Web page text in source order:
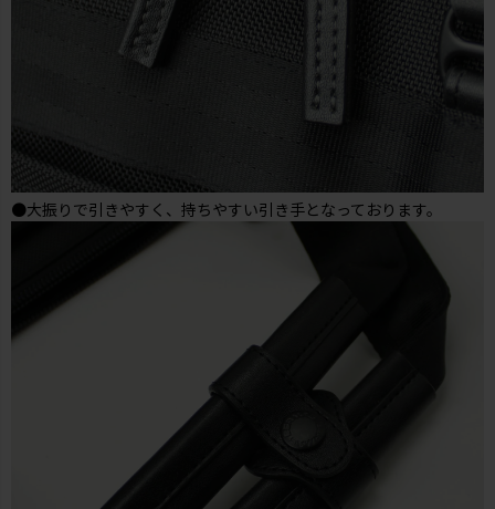
●大振りで引きやすく、持ちやすい引き手となっております。